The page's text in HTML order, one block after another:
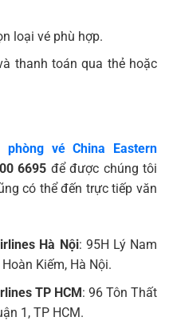
loại vé phù hợp.
thanh toán qua thẻ hoặc
phòng vé China Eastern
6695 để được chúng tôi
có thể đến trực tiếp văn
Hà Nội: 95H Lý Nam
Kiếm, Hà Nội.
TP HCM: 96 Tôn Thất
1, TP HCM.